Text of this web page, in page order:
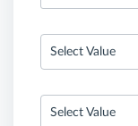
Select Value
Select Value